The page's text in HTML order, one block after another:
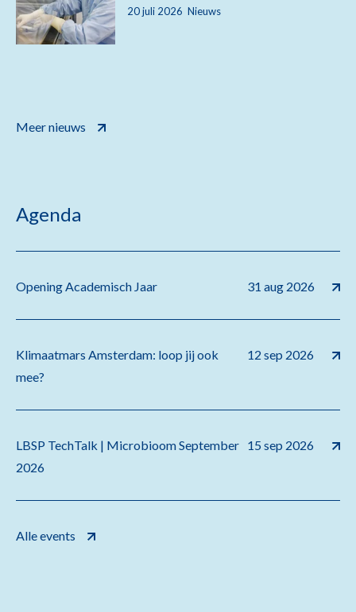
Meer nieuws
20 juli 2026 Nieuws
Agenda
Alle events
Opening Academisch Jaar 31 aug 2026
Klimaatmars Amsterdam: loop jij ook
mee?
12 sep 2026
LBSP TechTalk | Microbioom September
2026
15 sep 2026